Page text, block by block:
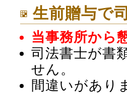
生前贈与で
当事務所から
司法書士が書
せん。
間違いがあり